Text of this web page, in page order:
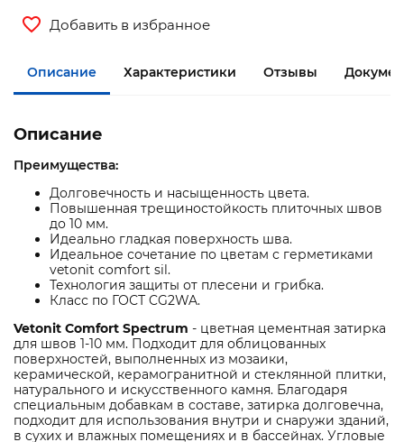
Добавить в избранное
Описание Характеристики Отзывы
Описание
Преимущества:
Долговечность и насыщенность цвета.
Повышенная трещиностойкость плиточных швов
до 10 мм.
Идеально гладкая поверхность шва.
Идеальное сочетание по цветам с герметиками
vetonit comfort sil.
Технология защиты от плесени и грибка.
Класс по ГОСТ CG2WA.
Vetonit Comfort Spectrum - цветная цементная затирка
для швов 1-10 мм. Подходит для облицованных
поверхностей, выполненных из мозаики,
керамической, керамогранитной и стеклянной плитки,
натурального и искусственного камня. Благодаря
специальным добавкам в составе, затирка долговечна,
подходит для использования внутри и снаружи зданий,
в сухих и влажных помещениях и в бассейнах. Угловые